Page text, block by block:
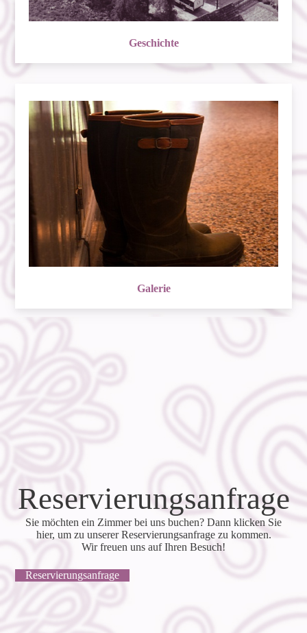
Geschichte
Galerie
Reservierungsanfrage
Sie möchten ein Zimmer bei uns buchen? Dann klicken Sie
hier, um zu unserer Reservierungsanfrage zu kommen.
Wir freuen uns auf Ihren Besuch!
Reservierungsanfrage